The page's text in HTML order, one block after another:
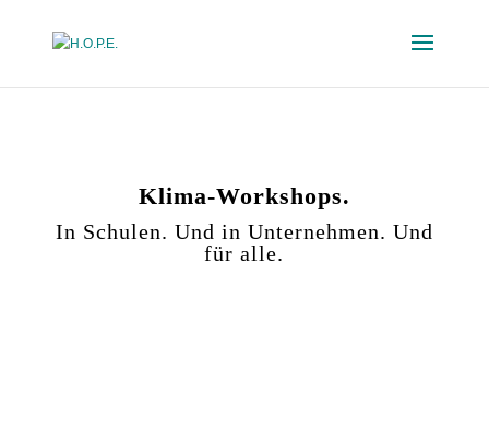
Klima-Workshops.
In Schulen. Und in Unternehmen. Und
für alle.